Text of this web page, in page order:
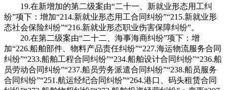
19.在新增加的第二级案由“二十一、新就业形态用工纠
纷”项下：增加“214.新就业形态用工合同纠纷”“215.新就业形
态社会保险纠纷”“216.新就业形态职业伤害保障纠纷”。
20.在第二级案由“二十二、海事海商纠纷”项下：增
加“226.船舶部件、物料产品责任纠纷”“227.海运物流服务合同
纠纷”“233.船舶工程合同纠纷”“234.船舶设计合同纠纷”“236.船
员劳动合同纠纷”“237.船员劳务派遣合同纠纷”“238.船员服务
合同纠纷”“251.航运经纪合同纠纷”“264.港口、码头租赁合同